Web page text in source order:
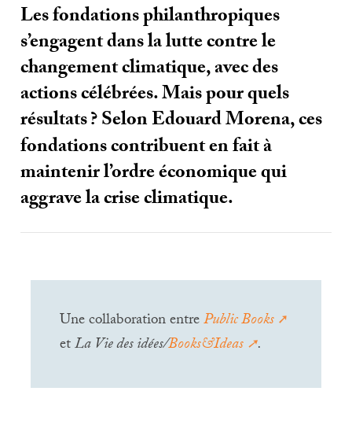
Les fondations philanthropiques
s’engagent dans la lutte contre le
changement climatique, avec des
actions célébrées. Mais pour quels
résultats? Selon Edouard Morena, ces
fondations contribuent en fait à
maintenir l’ordre économique qui
aggrave la crise climatique.
Une collaboration entrePublic Books
etLa Vie des idées/Books&Ideas .